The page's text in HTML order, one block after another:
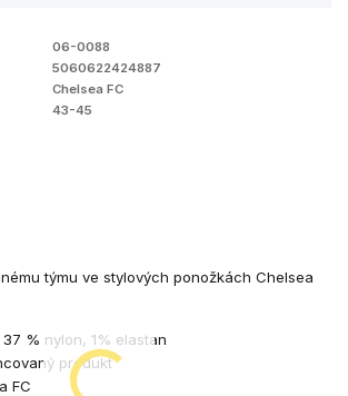
06-0088
5060622424887
Chelsea FC
43-45
týmu ve stylových ponožkách Chelsea
% nylon, 1% elastan
produkt
FC